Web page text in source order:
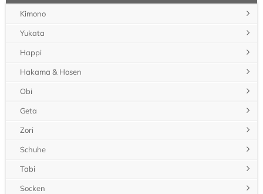
Kimono
Yukata
Happi
Hakama & Hosen
Obi
Geta
Zori
Schuhe
Tabi
Socken